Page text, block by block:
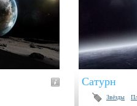
Сатурн
Звёзды